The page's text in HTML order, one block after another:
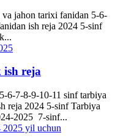
jahon tarixi fanidan 5-6-
ish reja 2024 5-sinf
ish reja
6-7-8-9-10-11 sinf tarbiya
reja 2024 5-sinf Tarbiya
2025 7-sinf...